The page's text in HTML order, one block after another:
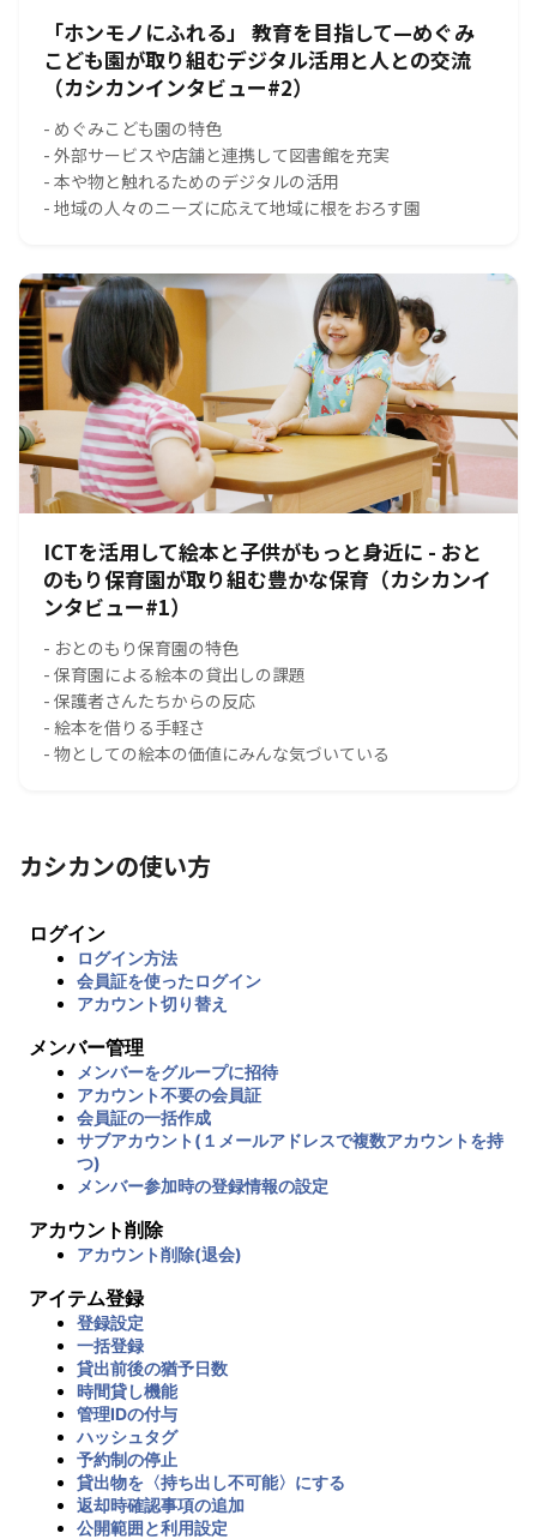
「ホンモノにふれる」 教育を目指して—めぐみ
こども園が取り組むデジタル活用と人との交流
（カシカンインタビュー#2）
- めぐみこども園の特色
- 外部サービスや店舗と連携して図書館を充実
- 本や物と触れるためのデジタルの活用
- 地域の人々のニーズに応えて地域に根をおろす園
ICTを活用して絵本と子供がもっと身近に - おと
のもり保育園が取り組む豊かな保育（カシカンイ
ンタビュー#1）
- おとのもり保育園の特色
- 保育園による絵本の貸出しの課題
- 保護者さんたちからの反応
- 絵本を借りる手軽さ
- 物としての絵本の価値にみんな気づいている
カシカンの使い方
ログイン
ログイン方法
会員証を使ったログイン
アカウント切り替え
メンバー管理
メンバーをグループに招待
アカウント不要の会員証
会員証の一括作成
サブアカウント(１メールアドレスで複数アカウントを持
つ)
メンバー参加時の登録情報の設定
アカウント削除
アカウント削除(退会)
アイテム登録
登録設定
一括登録
貸出前後の猶予日数
時間貸し機能
管理IDの付与
ハッシュタグ
予約制の停止
貸出物を〈持ち出し不可能〉にする
返却時確認事項の追加
公開範囲と利用設定